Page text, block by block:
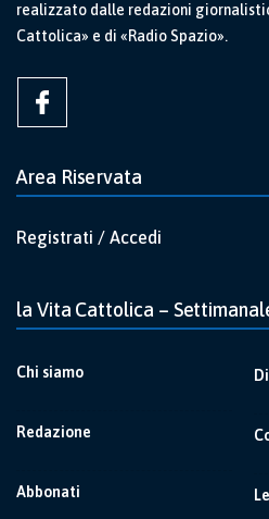
realizzato dalle redazioni
Cattolica» e di «Radio Spazio».
Area Riservata
Registrati / Accedi
la Vita Cattolica –
Chi siamo
Redazione
Abbonati